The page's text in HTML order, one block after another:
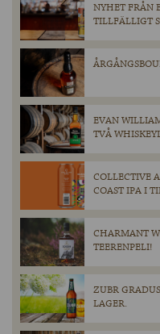
NYHET FRÅN
TILLFÄLLIGT
EVAN
TVÅ
COLLECTIVE
COAST IPA I
CHARMANT
TEERENPELI!
ZUBR
LAGER.